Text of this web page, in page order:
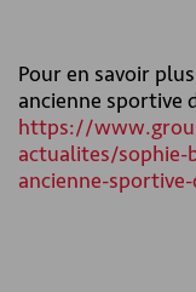
Pour en savoir
ancienne sportive
https://
actualites/sophie-
ancienne-